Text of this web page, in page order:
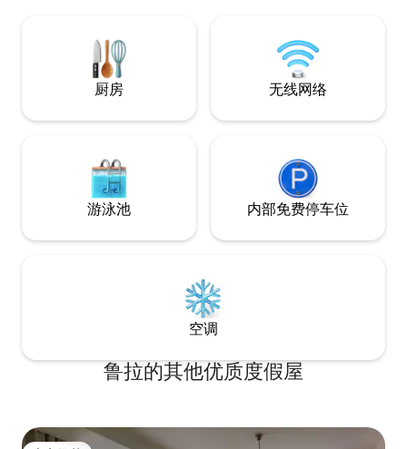
院子，院子一部分是绿化的，另一部分
（大部分）用作停车场。 前往附近的市中
心的路上有各种餐厅和咖啡馆（步行约6-
选住宅区，仅仅因为它的许多新艺术风格
整个降临节的周末）。如果附近的王子池
（Prinzenteich）（2分钟）结冰了，它会
被大大小小的人们来滑冰！ 该工作室（禁
止吸烟）由一个带有集成厨房的大房间组
成，可在舒适的沙发床上容纳2人（1.40米
提供咖啡和各种茶。 提供床上用品、毛巾
和吹风机。此外，当然还有：洗碗用具/洗
碗巾、卫生纸、肥皂、洗发水/沐浴露。 自
驾的客人可以使用位于入口前的私人停车
位。 注意：实际上，该单间公寓周三不可
订（周三晚上抵达有时是可能的）。 例外
情况：学校假期。 注意：除图林根州的学
您将获得美味的早餐作为小补偿。请在抵
索、历史和休息的
厨房 无线网络
游泳池 内部免费停车位
空调
鲁拉的其他优质度假屋